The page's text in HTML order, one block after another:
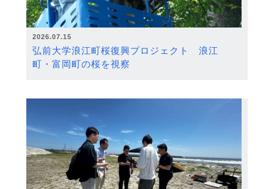
2026.07.15
弘前大学浪江町桜復興プロジェクト 浪江
町・富岡町の桜を視察